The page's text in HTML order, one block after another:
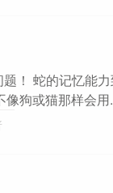
！ 蛇的记忆能
像狗或猫那样会用